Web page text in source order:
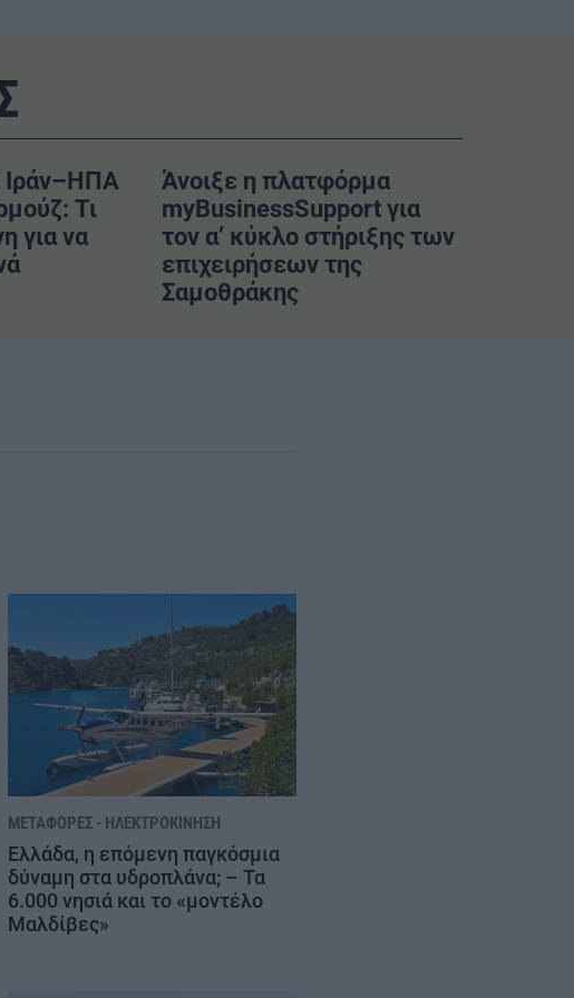
Ιράν–ΗΠΑ
Τι
για να
Άνοιξε η πλατφόρμα
myBusinessSupport για
τον α’ κύκλο στήριξης των
επιχειρήσεων της
Σαμοθράκης
ΜΕΤΑΦΟΡΈΣ - ΗΛΕΚΤΡΟΚΊΝΗΣΗ
Ελλάδα, η επόμενη παγκόσμια
δύναμη στα υδροπλάνα; – Τα
6.000 νησιά και το «μοντέλο
Μαλδίβες»